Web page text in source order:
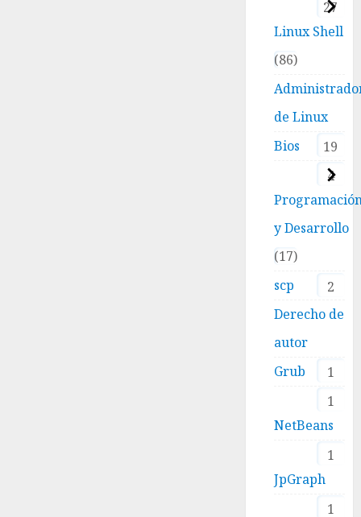
27
Linux Shell
86
de Linux
19
Bios
4
y Desarrollo
17
scp
2
Derecho de
autor
1
Grub
1
NetBeans
1
JpGraph
1